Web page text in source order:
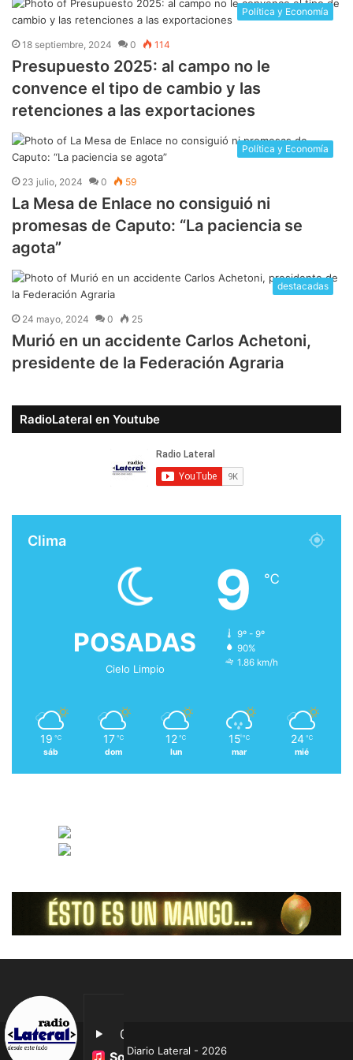
Política y Economía
18 septiembre, 2024 0 114
Presupuesto 2025: al campo no le
convence el tipo de cambio y las
retenciones a las exportaciones
Política y Economía
23 julio, 2024 0 59
La Mesa de Enlace no consiguió ni
promesas de Caputo: “La paciencia se
agota”
destacadas
24 mayo, 2024 0 25
Murió en un accidente Carlos Achetoni,
presidente de la Federación Agraria
RadioLateral en Youtube
Clima
POSADAS
Cielo Limpio
9 ℃
9º - 9º
90%
1.86 km/h
19 ℃
sáb
17 ℃
dom
12 ℃
lun
15 ℃
mar
24 ℃
mié
Diario Lateral - 2026